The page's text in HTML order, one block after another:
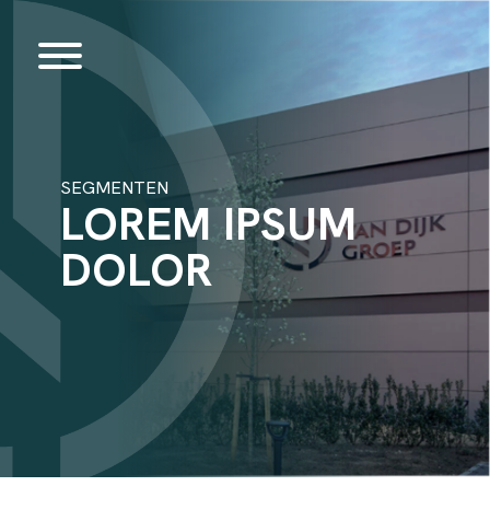
SEGMENTEN
LOREM IPSUM
DOLOR